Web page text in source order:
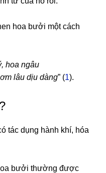
hoa bưởi một cách
, hoa ngâu
lâu dịu dàng” (1).
tác dụng hành khí, hóa
bưởi thường được